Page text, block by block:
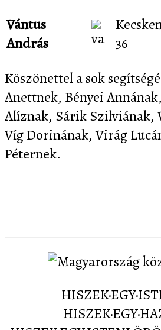
Vántus
András
36
Köszönettel a sok
Anettnek, Bényei
Alíznak, Sárik Szilviának,
Víg Dorinának, Virág
Péternek.